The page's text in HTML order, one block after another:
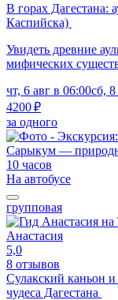
В горах Дагестана:
Каспийска)
Увидеть древние
мифических
чт, 6 авг в 06:00сб,
4200 ₽
за одного
10 часов
На автобусе
групповая
Анастасия
5,0
8 отзывов
Сулакский каньон
чудеса Дагестана